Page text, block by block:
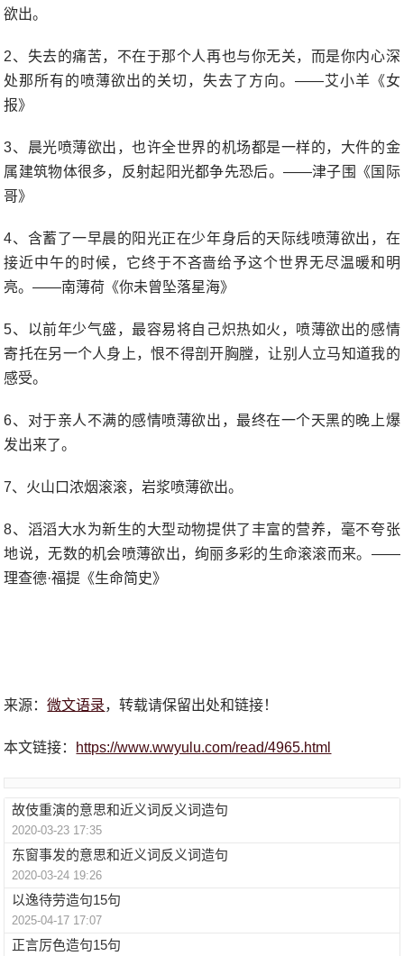
欲出。
2、失去的痛苦，不在于那个人再也与你无关，而是你内心深
处那所有的喷薄欲出的关切，失去了方向。——艾小羊《女
报》
3、晨光喷薄欲出，也许全世界的机场都是一样的，大件的金
属建筑物体很多，反射起阳光都争先恐后。——津子围《国际
哥》
4、含蓄了一早晨的阳光正在少年身后的天际线喷薄欲出，在
接近中午的时候，它终于不吝啬给予这个世界无尽温暖和明
亮。——南薄荷《你未曾坠落星海》
5、以前年少气盛，最容易将自己炽热如火，喷薄欲出的感情
寄托在另一个人身上，恨不得剖开胸膛，让别人立马知道我的
感受。
6、对于亲人不满的感情喷薄欲出，最终在一个天黑的晚上爆
发出来了。
7、火山口浓烟滚滚，岩浆喷薄欲出。
8、滔滔大水为新生的大型动物提供了丰富的营养，毫不夸张
地说，无数的机会喷薄欲出，绚丽多彩的生命滚滚而来。——
理查德·福提《生命简史》
来源：微文语录，转载请保留出处和链接！
本文链接： https://www.wwyulu.com/read/4965.html
故伎重演的意思和近义词反义词造句
2020-03-23 17:35
东窗事发的意思和近义词反义词造句
2020-03-24 19:26
以逸待劳造句15句
2025-04-17 17:07
正言厉色造句15句